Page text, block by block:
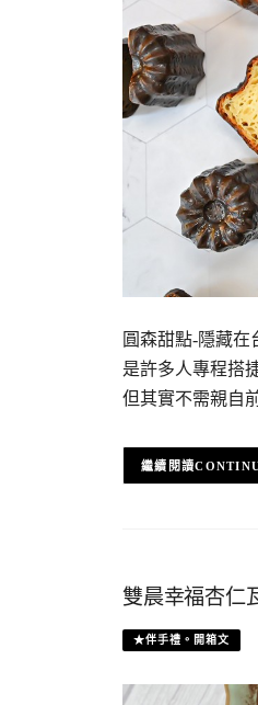
圓森甜點-隱藏
是許多人專程搭
但其實不需親自
雙晨幸福杏仁
★伴手禮。開箱文